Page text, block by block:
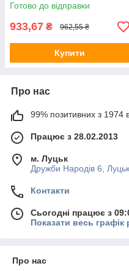
Готово до відправки
933,67 ₴ 962,55 ₴
Купити
Про нас
99% позитивних з 1974
Працює з 28.02.2013
м. Луцьк
Дружби Народів 6,
Контакти
Сьогодні працює з
Показати весь графік
Про нас